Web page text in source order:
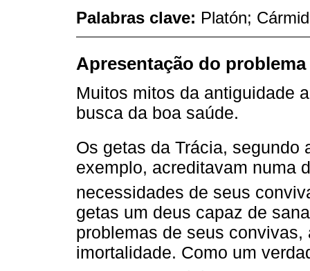
Palabras clave: Platón;
Apresentação do problema
Muitos mitos da antiguidade
busca da boa saúde.
Os getas da Trácia, segundo
exemplo, acreditavam numa
necessidades de seus
getas um deus capaz de
problemas de seus
imortalidade. Como um